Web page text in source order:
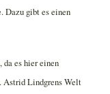
Dazu gibt es einen
es hier einen
Astrid Lindgrens Welt